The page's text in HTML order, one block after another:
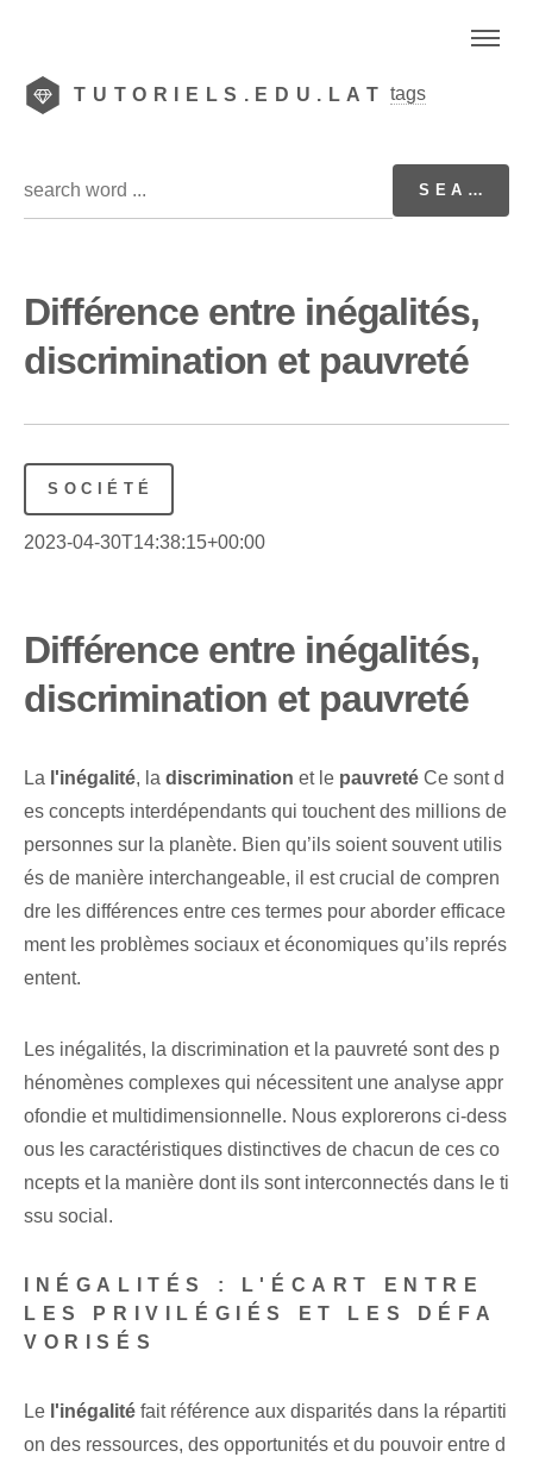
TUTORIELS.EDU.LAT tags
Différence entre inégalités,
discrimination et pauvreté
SOCIÉTÉ
2023-04-30T14:38:15+00:00
Différence entre inégalités,
discrimination et pauvreté
La l'inégalité, la discrimination et le pauvreté Ce sont d
es concepts interdépendants qui touchent des millions de
personnes sur la planète. Bien qu’ils soient souvent utilis
és de manière interchangeable, il est crucial de compren
dre les différences entre ces termes pour aborder efficace
ment les problèmes sociaux et économiques qu’ils représ
entent.
Les inégalités, la discrimination et la pauvreté sont des p
hénomènes complexes qui nécessitent une analyse appr
ofondie et multidimensionnelle. Nous explorerons ci-dess
ous les caractéristiques distinctives de chacun de ces co
ncepts et la manière dont ils sont interconnectés dans le ti
ssu social.
INÉGALITÉS : L'ÉCART ENTRE
LES PRIVILÉGIÉS ET LES DÉFA
VORISÉS
Le l'inégalité fait référence aux disparités dans la répartiti
on des ressources, des opportunités et du pouvoir entre d